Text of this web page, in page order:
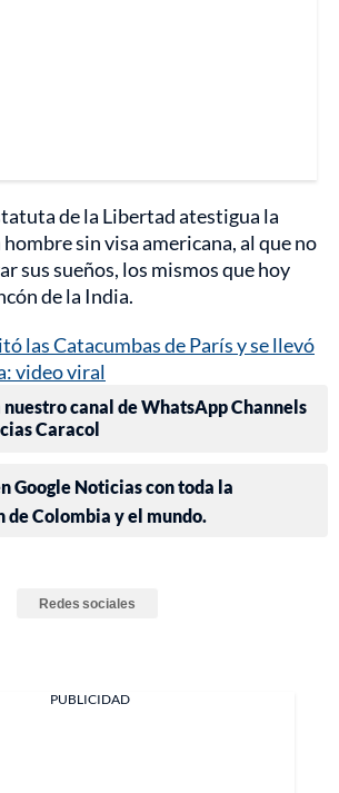
de la Libertad atestigua la
sin visa americana, al que no
sus sueños, los mismos que hoy
de la India.
las Catacumbas de París y se llevó
video viral
nuestro canal de WhatsApp Channels
Caracol
Google Noticias con toda la
Colombia y el mundo.
Redes sociales
PUBLICIDAD